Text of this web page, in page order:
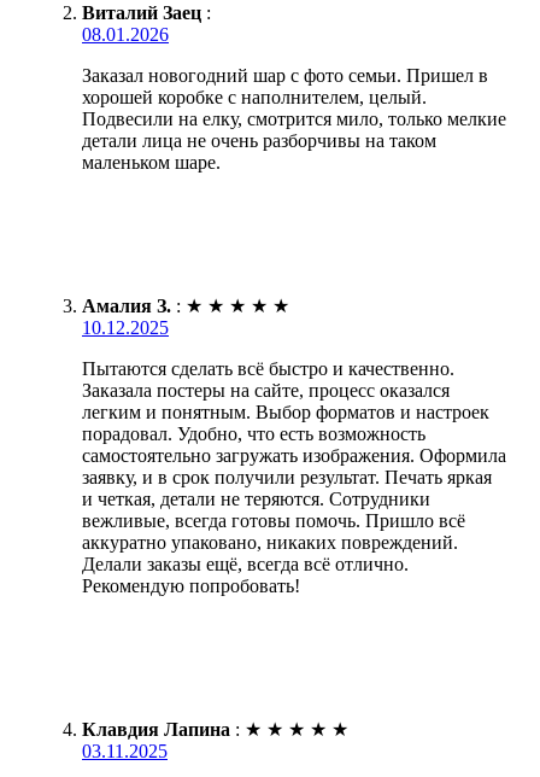
Виталий Заец :
08.01.2026
Заказал новогодний шар с фото семьи. Пришел в
хорошей коробке с наполнителем, целый.
Подвесили на елку, смотрится мило, только мелкие
детали лица не очень разборчивы на таком
маленьком шаре.
Амалия З. : ★ ★ ★ ★ ★
10.12.2025
Пытаются сделать всё быстро и качественно.
Заказала постеры на сайте, процесс оказался
легким и понятным. Выбор форматов и настроек
порадовал. Удобно, что есть возможность
самостоятельно загружать изображения. Оформила
заявку, и в срок получили результат. Печать яркая
и четкая, детали не теряются. Сотрудники
вежливые, всегда готовы помочь. Пришло всё
аккуратно упаковано, никаких повреждений.
Делали заказы ещё, всегда всё отлично.
Рекомендую попробовать!
Клавдия Лапина : ★ ★ ★ ★ ★
03.11.2025